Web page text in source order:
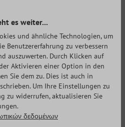
es weiter...
und ähnliche Technologien, um
Benutzererfahrung zu verbessern
auszuwerten. Durch Klicken auf
Aktivieren einer Option in den
Sie dem zu. Dies ist auch in
Um Ihre Einstellungen zu
zu widerrufen, aktualisieren Sie
δεδομένων